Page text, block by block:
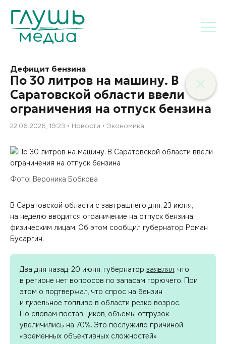
Дефицит бензина
По 30 литров на машину. В
Саратовской области ввели
ограничения на отпуск бензина
22.06.2026, 19:23 Новости Экономика
Фото: Вероника Бобкова
В Саратовской области с завтрашнего дня, 23 июня,
на неделю вводится ограничение на отпуск бензина
физическим лицам. Об этом сообщил губернатор Роман
Бусаргин.
Два дня назад, 20 июня, губернаторзаявлял, что
в регионе нет вопросов по запасам горючего. При
этом о подтвержал, что спрос на бензин
и дизельное топливо в области резко возрос.
По словам поставщиков, объемы отгрузок
увеличились на 70%. Это послужило причиной
«временных объективных сложностей»